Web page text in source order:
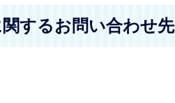
するお問い合わせ先